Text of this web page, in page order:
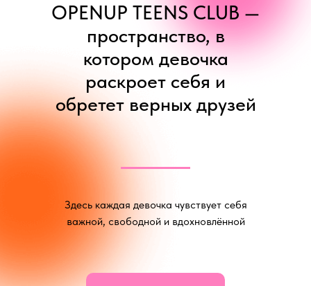
OPENUP TEENS CLUB —
пространство, в
котором девочка
раскроет себя и
обретет верных друзей
Здесь каждая девочка чувствует себя
важной, свободной и вдохновлённой